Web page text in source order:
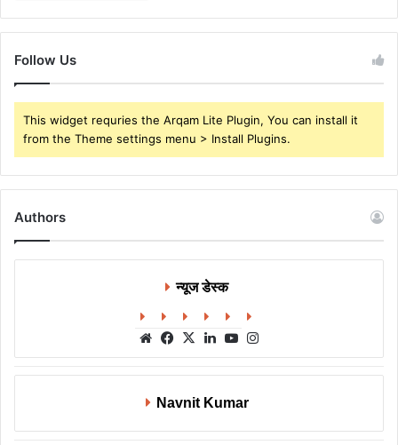
Follow Us
This widget requries the Arqam Lite Plugin, You can install it
from the Theme settings menu > Install Plugins.
Authors
न्यूज डेस्क
WebsiteFacebook
X LinkedInYouTube
Navnit Kumar